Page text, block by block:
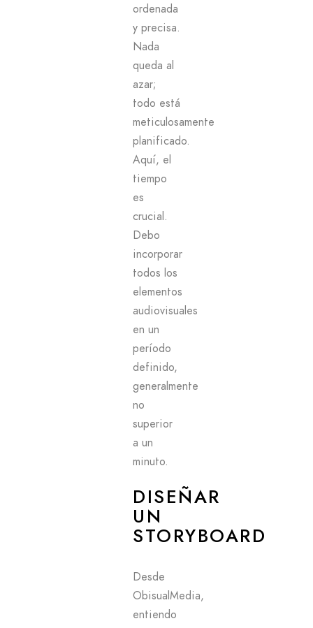
ordenada
y precisa.
Nada
queda al
azar;
todo está
meticulosamente
planificado.
Aquí, el
tiempo
es
crucial.
Debo
incorporar
todos los
elementos
audiovisuales
en un
período
definido,
generalmente
no
superior
a un
minuto.
DISEÑAR
UN
STORYBOARD
Desde
ObisualMedia,
entiendo